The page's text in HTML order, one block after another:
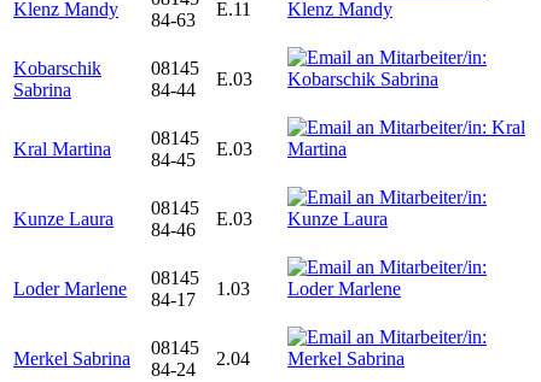
Klenz Mandy
84-63
E.11
Kobarschik
Sabrina
08145
84-44
E.03
Kral Martina
08145
84-45
E.03
Kunze Laura
08145
84-46
E.03
Loder Marlene
08145
84-17
1.03
Merkel Sabrina
08145
84-24
2.04